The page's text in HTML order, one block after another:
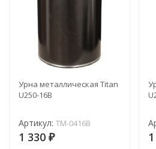
Урна металлическая Titan
U250-16B
Артикул: TM-0416B
1 330 ₽